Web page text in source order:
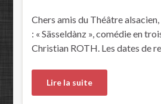
Chers amis du Théâtre
: « Sässeldànz », comédie en
Christian ROTH. Les dates de
Lire la suite